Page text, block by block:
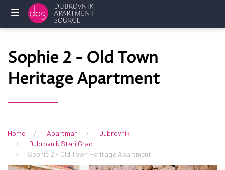
Privatni
smještaj
Usluge
postavljena
pitanja
Sophie 2 - Old Town
Heritage Apartment
Home Apartman
Dubrovnik
Dubrovnik Stari Grad
Sophie 2 - Old Town Heritage Apartment